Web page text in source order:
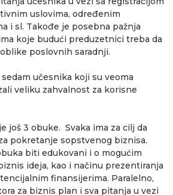
uslovima, određenim
i sl. Takođe je posebna pažnja
koje budući preduzetnici treba da
poslovnih saradnji.
učesnika koji su veoma
veliku zahvalnost za korisne
još 3 obuke. Svaka ima za cilj da
pokretanje sopstvenog biznisa.
biti edukovani i o mogućim
ideja, kao i načinu prezentiranja
finansijerima. Paralelno,
za biznis plan i sva pitanja u vezi